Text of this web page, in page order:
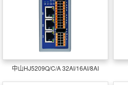
中山HJ5209Q/C/A 32AI/16AI/8AI